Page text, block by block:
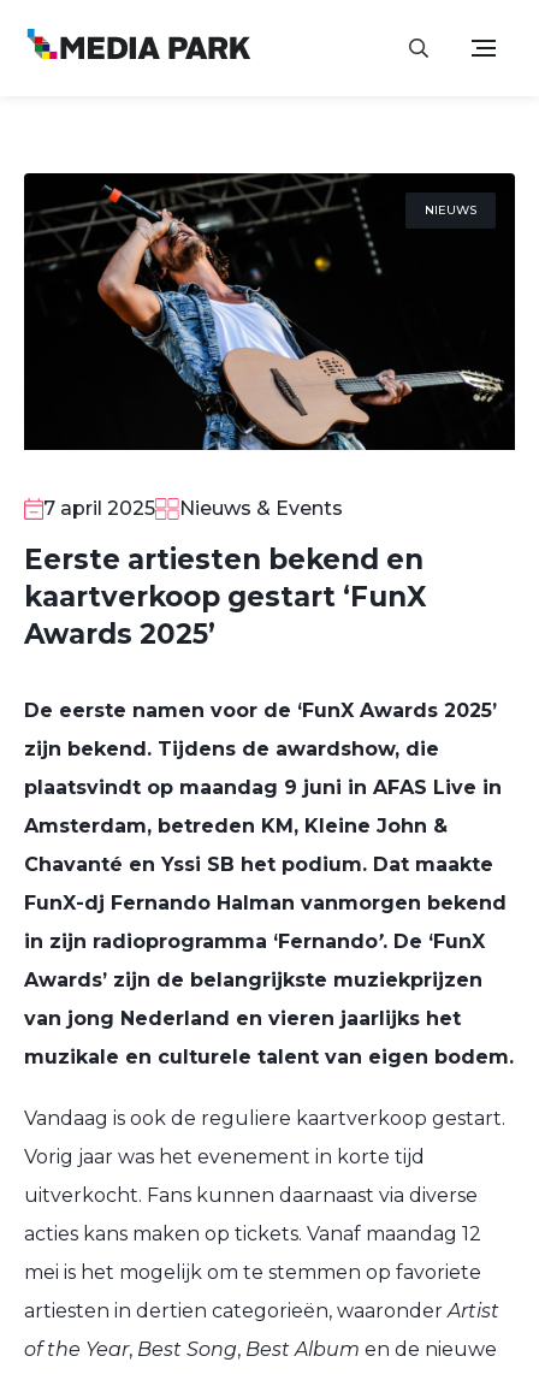
NIEUWS
7 april 2025 Nieuws & Events
Eerste artiesten bekend en
kaartverkoop gestart ‘FunX
Awards 2025’
De eerste namen voor de ‘FunX Awards 2025’
zijn bekend. Tijdens de awardshow, die
plaatsvindt op maandag 9 juni in AFAS Live in
Amsterdam, betreden KM, Kleine John &
Chavanté en Yssi SB het podium. Dat maakte
FunX-dj Fernando Halman vanmorgen bekend
in zijn radioprogramma ‘Fernando’. De ‘FunX
Awards’ zijn de belangrijkste muziekprijzen
van jong Nederland en vieren jaarlijks het
muzikale en culturele talent van eigen bodem.
Vandaag is ook de reguliere kaartverkoop gestart.
Vorig jaar was het evenement in korte tijd
uitverkocht. Fans kunnen daarnaast via diverse
acties kans maken op tickets. Vanaf maandag 12
mei is het mogelijk om te stemmen op favoriete
artiesten in dertien categorieën, waaronder Artist
of the Year, Best Song, Best Album en de nieuwe